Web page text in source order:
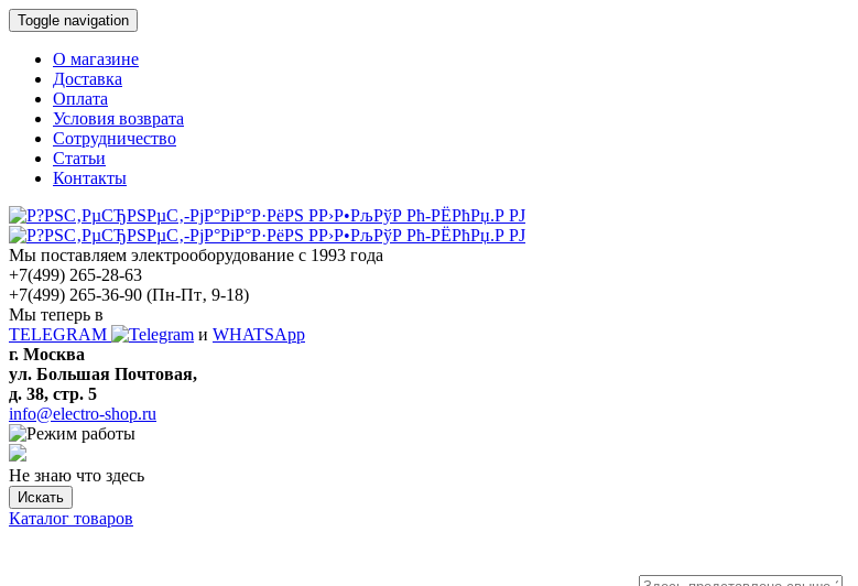
Toggle navigation
О магазине
Доставка
Оплата
Условия возврата
Сотрудничество
Статьи
Контакты
Мы поставляем электрооборудование с 1993 года
+7(499) 265-28-63
+7(499) 265-36-90 (Пн-Пт‚ 9-18)
Мы теперь в
TELEGRAM
и WHATSApp
г. Москва
ул. Большая Почтовая,
д. 38, стр. 5
info@electro-shop.ru
Не знаю что здесь
Искать
Каталог товаров